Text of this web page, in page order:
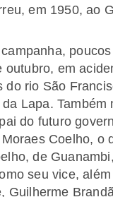
em 1950, ao
outubro, em
do rio São
Lapa. Também
do futuro
Coelho, o
de
seu vice,
Guilherme